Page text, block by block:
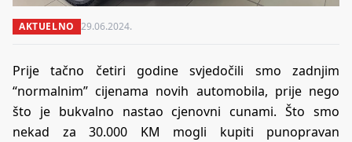
AKTUELNO 29.06.2024.
Prije tačno četiri godine svjedočili smo zadnjim
“normalnim” cijenama novih automobila, prije nego
što je bukvalno nastao cjenovni cunami. Što smo
nekad za 30.000 KM mogli kupiti punopravan